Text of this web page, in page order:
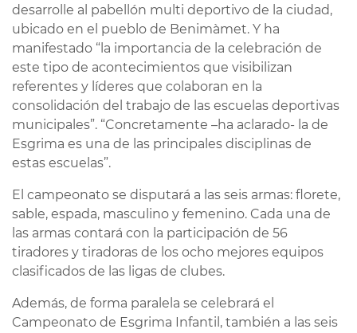
desarrolle al pabellón multi deportivo de la ciudad,
ubicado en el pueblo de Benimàmet. Y ha
manifestado “la importancia de la celebración de
este tipo de acontecimientos que visibilizan
referentes y líderes que colaboran en la
consolidación del trabajo de las escuelas deportivas
municipales”. “Concretamente –ha aclarado- la de
Esgrima es una de las principales disciplinas de
estas escuelas”.
El campeonato se disputará a las seis armas: florete,
sable, espada, masculino y femenino. Cada una de
las armas contará con la participación de 56
tiradores y tiradoras de los ocho mejores equipos
clasificados de las ligas de clubes.
Además, de forma paralela se celebrará el
Campeonato de Esgrima Infantil, también a las seis